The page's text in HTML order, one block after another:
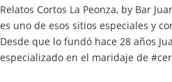
Relatos Cortos La Peonza, by Bar
es uno de esos sitios especiales y
Desde que lo fundó hace 28 años
especializado en el maridaje de